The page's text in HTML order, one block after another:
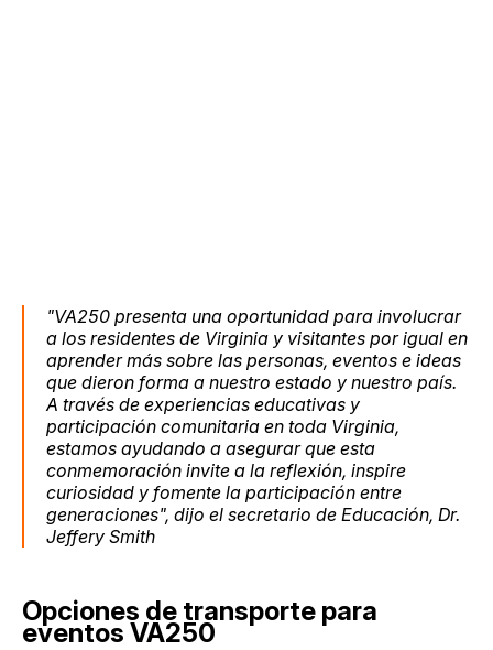
"VA250 presenta una oportunidad para involucrar
a los residentes de Virginia y visitantes por igual en
aprender más sobre las personas, eventos e ideas
que dieron forma a nuestro estado y nuestro país.
A través de experiencias educativas y
participación comunitaria en toda Virginia,
estamos ayudando a asegurar que esta
conmemoración invite a la reflexión, inspire
curiosidad y fomente la participación entre
generaciones", dijo el secretario de Educación, Dr.
Jeffery Smith
Opciones de transporte para
eventos VA250